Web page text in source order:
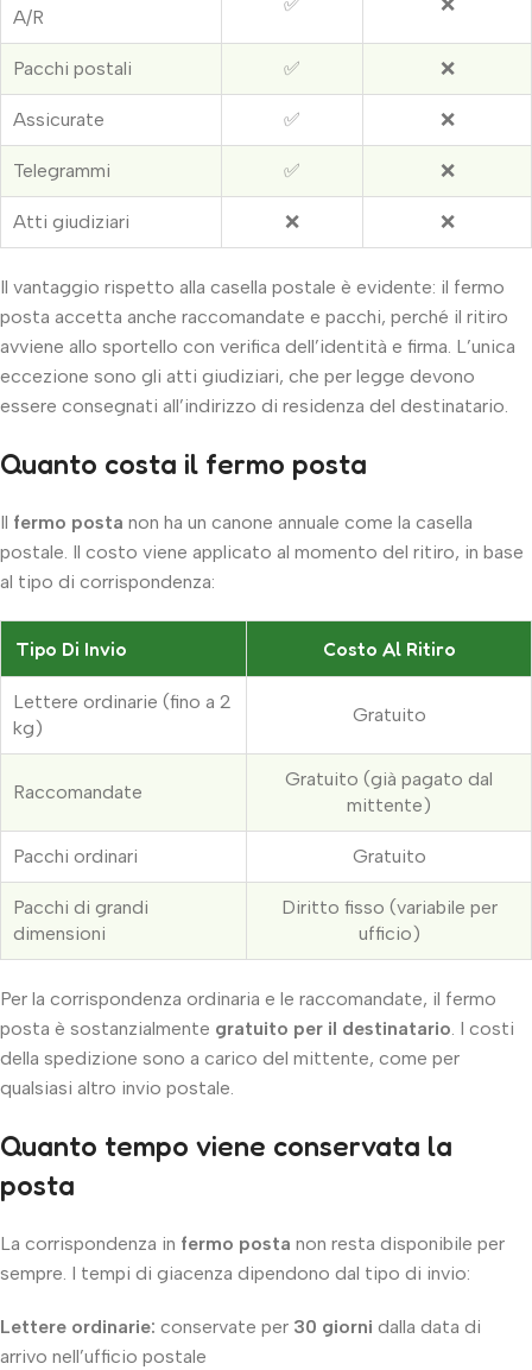
A/R
✅ ❌
Pacchi postali ✅ ❌
Assicurate ✅ ❌
Telegrammi ✅ ❌
Atti giudiziari ❌ ❌
Il vantaggio rispetto alla casella postale è evidente: il fermo
posta accetta anche raccomandate e pacchi, perché il ritiro
avviene allo sportello con verifica dell’identità e firma. L’unica
eccezione sono gli atti giudiziari, che per legge devono
essere consegnati all’indirizzo di residenza del destinatario.
Quanto costa il fermo posta
Il fermo posta non ha un canone annuale come la casella
postale. Il costo viene applicato al momento del ritiro, in base
al tipo di corrispondenza:
Tipo Di Invio Costo Al Ritiro
Lettere ordinarie (fino a 2
kg)
Gratuito
Raccomandate
Gratuito (già pagato dal
mittente)
Pacchi ordinari Gratuito
Pacchi di grandi
dimensioni
Diritto fisso (variabile per
ufficio)
Per la corrispondenza ordinaria e le raccomandate, il fermo
posta è sostanzialmente gratuito per il destinatario. I costi
della spedizione sono a carico del mittente, come per
qualsiasi altro invio postale.
Quanto tempo viene conservata la
posta
La corrispondenza in fermo posta non resta disponibile per
sempre. I tempi di giacenza dipendono dal tipo di invio:
Lettere ordinarie: conservate per 30 giorni dalla data di
arrivo nell’ufficio postale